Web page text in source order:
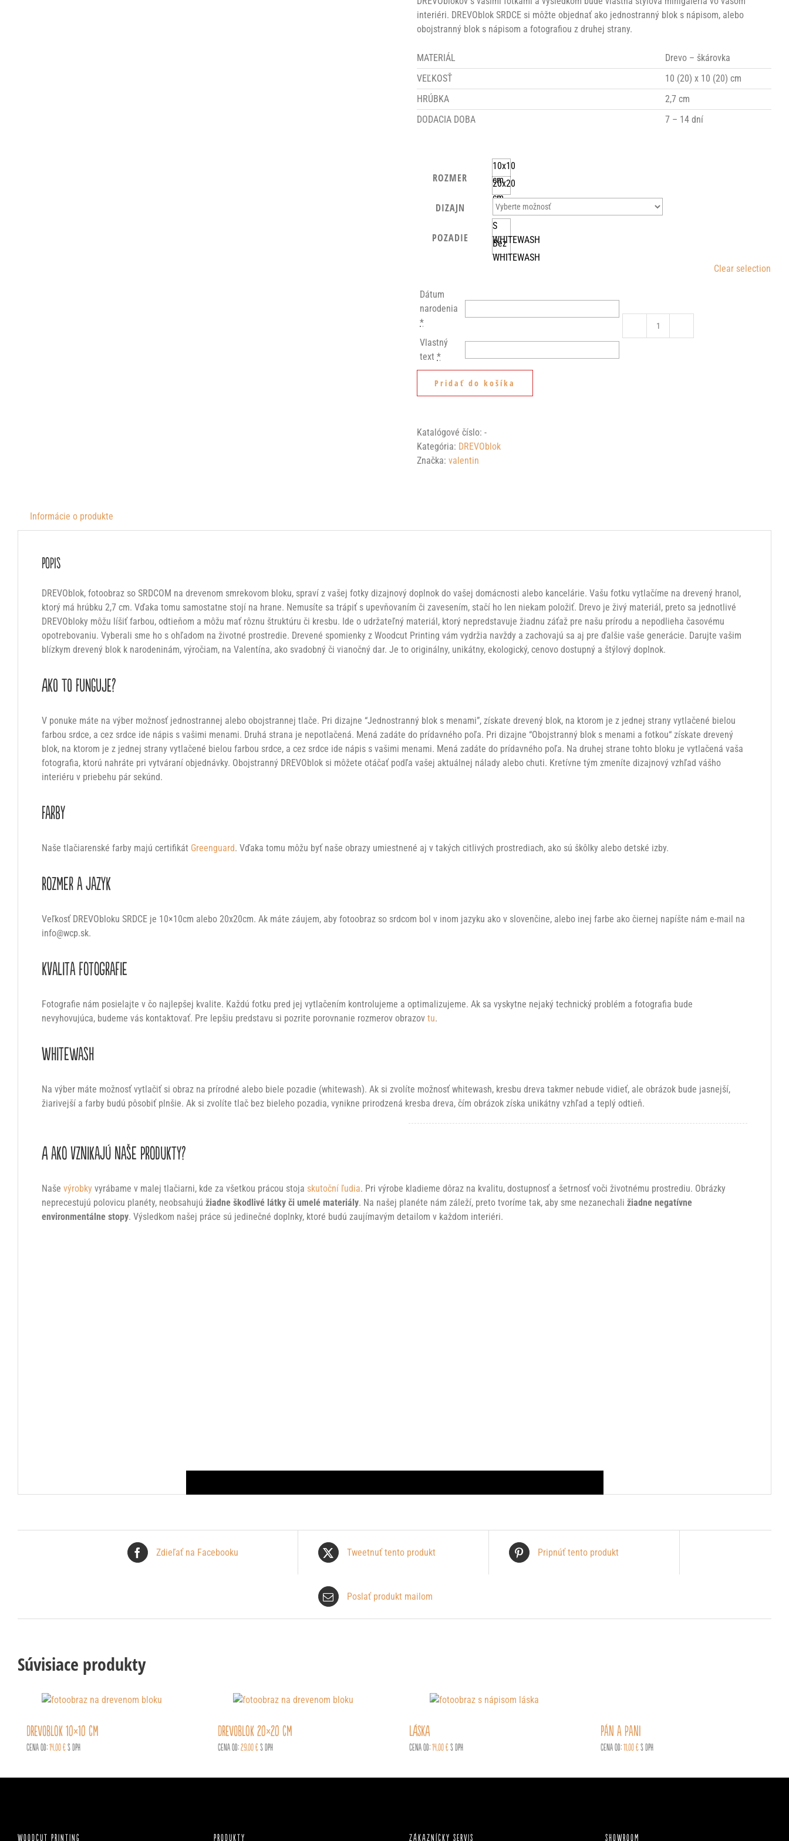
interiéri. DREVOblok SRDCE si môžte objednať ako jednostranný blok s nápisom, alebo
obojstranný blok s nápisom a fotografiou z druhej strany.
MATERIÁL
Drevo – škárovka
VEĽKOSŤ
10 (20) x 10 (20) cm
HRÚBKA
2,7 cm
DODACIA DOBA
7 – 14 dní
ROZMER
10x10
cm
20x20
cm
DIZAJN
POZADIE
S
WHITEWASH
Bez
WHITEWASH
Clear selection
Dátum
narodenia
*
Vlastný
text *
množstvo
Pridať do košíka
Katalógové číslo: -
Kategória: DREVOblok
Značka: valentin
Informácie o produkte
Popis
DREVOblok, fotoobraz so SRDCOM na drevenom smrekovom bloku, spraví z vašej fotky dizajnový doplnok do vašej domácnosti alebo kancelárie. Vašu fotku vytlačíme na drevený hranol,
ktorý má hrúbku 2,7 cm. Vďaka tomu samostatne stojí na hrane. Nemusíte sa trápiť s upevňovaním či zavesením, stačí ho len niekam položiť. Drevo je živý materiál, preto sa jednotlivé
DREVObloky môžu líšiť farbou, odtieňom a môžu mať rôznu štruktúru či kresbu. Ide o udržateľný materiál, ktorý nepredstavuje žiadnu záťaž pre našu prírodu a nepodlieha časovému
opotrebovaniu. Vyberali sme ho s ohľadom na životné prostredie. Drevené spomienky z Woodcut Printing vám vydržia navždy a zachovajú sa aj pre ďalšie vaše generácie. Darujte vašim
blízkym drevený blok k narodeninám, výročiam, na Valentína, ako svadobný či vianočný dar. Je to originálny, unikátny, ekologický, cenovo dostupný a štýlový doplnok.
AKO TO FUNGUJE?
V ponuke máte na výber možnosť jednostrannej alebo obojstrannej tlače. Pri dizajne “Jednostranný blok s menami”, získate drevený blok, na ktorom je z jednej strany vytlačené bielou
farbou srdce, a cez srdce ide nápis s vašimi menami. Druhá strana je nepotlačená. Mená zadáte do prídavného poľa. Pri dizajne “Obojstranný blok s menami a fotkou“ získate drevený
blok, na ktorom je z jednej strany vytlačené bielou farbou srdce, a cez srdce ide nápis s vašimi menami. Mená zadáte do prídavného poľa. Na druhej strane tohto bloku je vytlačená vaša
fotografia, ktorú nahráte pri vytváraní objednávky. Obojstranný DREVOblok si môžete otáčať podľa vašej aktuálnej nálady alebo chuti. Kretívne tým zmeníte dizajnový vzhľad vášho
interiéru v priebehu pár sekúnd.
Farby
Naše tlačiarenské farby majú certifikát Greenguard. Vďaka tomu môžu byť naše obrazy umiestnené aj v takých citlivých prostrediach, ako sú škôlky alebo detské izby.
Rozmer a jazyk
Veľkosť DREVObloku SRDCE je 10×10cm alebo 20x20cm. Ak máte záujem, aby fotoobraz so srdcom bol v inom jazyku ako v slovenčine, alebo inej farbe ako čiernej napíšte nám e-mail na
info@wcp.sk.
Kvalita fotografie
Fotografie nám posielajte v čo najlepšej kvalite. Každú fotku pred jej vytlačením kontrolujeme a optimalizujeme. Ak sa vyskytne nejaký technický problém a fotografia bude
nevyhovujúca, budeme vás kontaktovať. Pre lepšiu predstavu si pozrite porovnanie rozmerov obrazov tu.
Whitewash
Na výber máte možnosť vytlačiť si obraz na prírodné alebo biele pozadie (whitewash). Ak si zvolíte možnosť whitewash, kresbu dreva takmer nebude vidieť, ale obrázok bude jasnejší,
žiarivejší a farby budú pôsobiť plnšie. Ak si zvolíte tlač bez bieleho pozadia, vynikne prirodzená kresba dreva, čím obrázok získa unikátny vzhľad a teplý odtieň.
A ako vznikajú naše produkty?
Naše výrobky vyrábame v malej tlačiarni, kde za všetkou prácou stoja skutoční ľudia. Pri výrobe kladieme dôraz na kvalitu, dostupnosť a šetrnosť voči životnému prostrediu. Obrázky
neprecestujú polovicu planéty, neobsahujú žiadne škodlivé látky či umelé materiály. Na našej planéte nám záleží, preto tvoríme tak, aby sme nezanechali žiadne negatívne
environmentálne stopy. Výsledkom našej práce sú jedinečné doplnky, ktoré budú zaujímavým detailom v každom interiéri.
Zdieľať na Facebooku Tweetnuť tento produkt Pripnúť tento produkt
Poslať produkt mailom
Súvisiace produkty
DREVOblok 10×10 cm
Cena od:14,00€s DPH
DREVOblok 20×20 cm
Cena od:29,00€s DPH
LÁSKA
Cena od:14,00€s DPH
Pán a pani
Cena od:11,00€s DPH
WOODCUT PRINTING PRODUKTY ZÁKAZNÍCKY SERVIS SHOWROOM